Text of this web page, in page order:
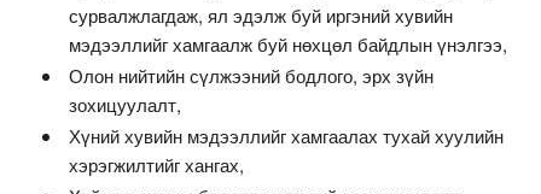
сурвалжлагдаж, ял эдэлж буй иргэний хувийн
мэдээллийг хамгаалж буй нөхцөл байдлын үнэлгээ,
Олон нийтийн сүлжээний бодлого, эрх зүйн
зохицуулалт,
Хүний хувийн мэдээллийг хамгаалах тухай хуулийн
хэрэгжилтийг хангах,